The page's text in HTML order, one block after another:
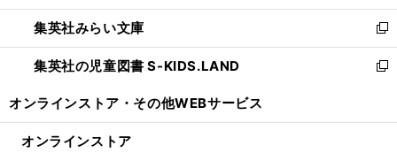
開
く
ウ
で
開
く
ン
ド
ウ
で
ウ
ィ
ン
ド
開
集英社みらい文庫
新
し
い
ン
集英社の児童図書 S-KIDS.LAND
新
ウ
オンラインストア・ その他WEBサービス
オンラインストア